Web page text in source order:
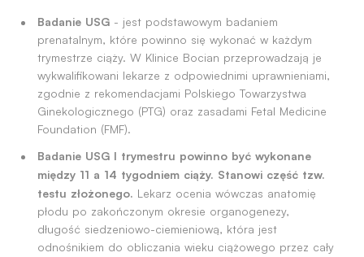
Badanie USG - jest podstawowym badaniem
prenatalnym, które powinno się wykonać w każdym
trymestrze ciąży. W Klinice Bocian przeprowadzają je
wykwalifikowani lekarze z odpowiednimi uprawnieniami,
zgodnie z rekomendacjami Polskiego Towarzystwa
Ginekologicznego (PTG) oraz zasadami Fetal Medicine
Foundation (FMF).
Badanie USG I trymestru powinno być wykonane
między 11 a 14 tygodniem ciąży. Stanowi część tzw.
testu złożonego. Lekarz ocenia wówczas anatomię
płodu po zakończonym okresie organogenezy,
długość siedzeniowo-ciemieniową, która jest
odnośnikiem do obliczania wieku ciążowego przez cały